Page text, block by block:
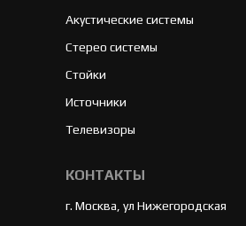
Акустические системы
Стерео системы
Стойки
Источники
Телевизоры
КОНТАКТЫ
г. Москва, ул Нижегородская